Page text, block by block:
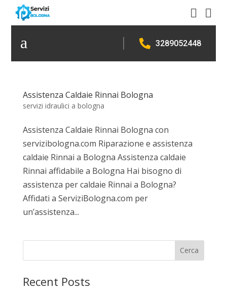
 
a  3289052448
Assistenza Caldaie Rinnai Bologna
servizi idraulici a bologna
Assistenza Caldaie Rinnai Bologna con
servizibologna.com Riparazione e assistenza
caldaie Rinnai a Bologna Assistenza caldaie
Rinnai affidabile a Bologna Hai bisogno di
assistenza per caldaie Rinnai a Bologna?
Affidati a ServiziBologna.com per
un’assistenza...
Cerca
Recent Posts